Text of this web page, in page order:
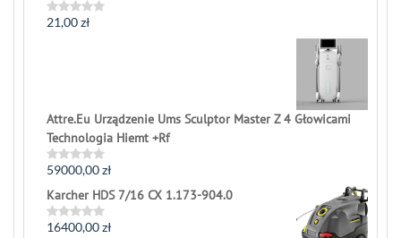
Rated
21,00zł
Attre.Eu Urządzenie Ums Sculptor Master Z 4 Głowicami
Technologia Hiemt +Rf
Rated
out
of
5
59000,00zł
Karcher HDS 7/16 CX 1.173-904.0
Rated
16400,00zł